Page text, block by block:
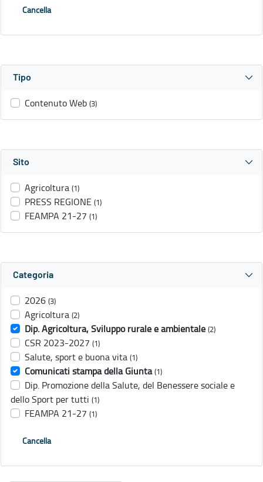
Cancella
Tipo
Contenuto Web (3)
Sito
Agricoltura (1)
PRESS REGIONE (1)
FEAMPA 21-27 (1)
Categoria
2026 (3)
Agricoltura (2)
Dip. Agricoltura, Sviluppo rurale e ambientale (2)
CSR 2023-2027 (1)
Salute, sport e buona vita (1)
Comunicati stampa della Giunta (1)
Dip. Promozione della Salute, del Benessere sociale e
dello Sport per tutti (1)
FEAMPA 21-27 (1)
Cancella